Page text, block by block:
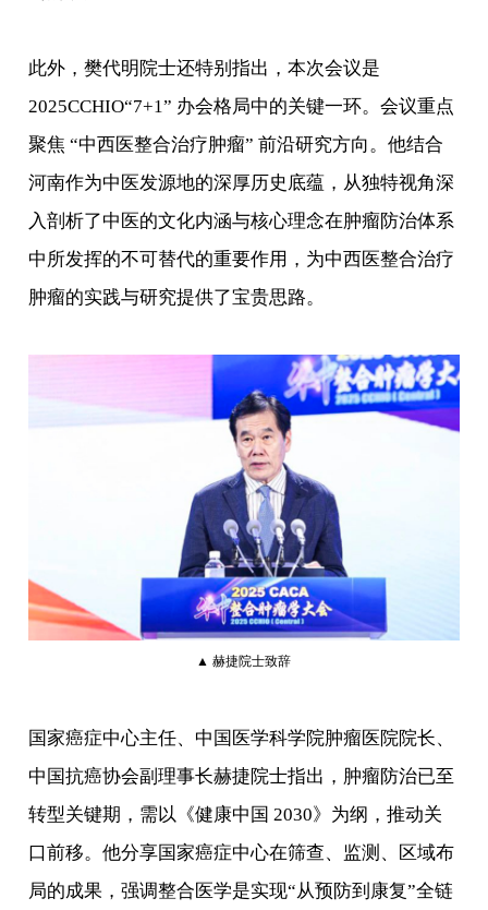
此外，樊代明院士还特别指出，本次会议是
2025CCHIO“7+1” 办会格局中的关键一环。会议重点
聚焦 “中西医整合治疗肿瘤” 前沿研究方向。他结合
河南作为中医发源地的深厚历史底蕴，从独特视角深
入剖析了中医的文化内涵与核心理念在肿瘤防治体系
中所发挥的不可替代的重要作用，为中西医整合治疗
肿瘤的实践与研究提供了宝贵思路。
▲ 赫捷院士致辞
国家癌症中心主任、中国医学科学院肿瘤医院院长、
中国抗癌协会副理事长赫捷院士指出，肿瘤防治已至
转型关键期，需以《健康中国 2030》为纲，推动关
口前移。他分享国家癌症中心在筛查、监测、区域布
局的成果，强调整合医学是实现“从预防到康复”全链